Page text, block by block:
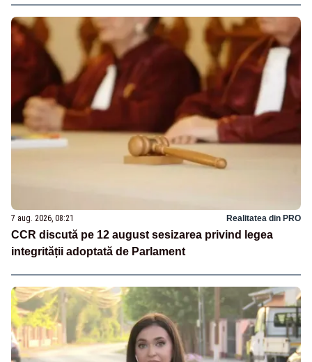
7 aug. 2026, 08:21 Realitatea din PRO
CCR discută pe 12 august sesizarea privind legea
integrității adoptată de Parlament